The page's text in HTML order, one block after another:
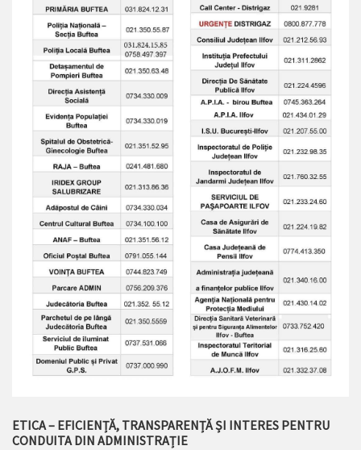
ETICA – EFICIENȚĂ, TRANSPARENȚĂ ȘI INTERES PENTRU
CONDUITA DIN ADMINISTRAȚIE